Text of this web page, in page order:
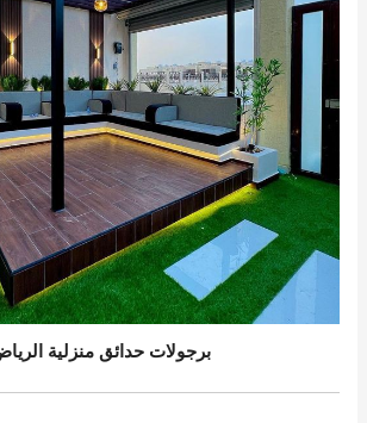
برجولات حدائق منزلية